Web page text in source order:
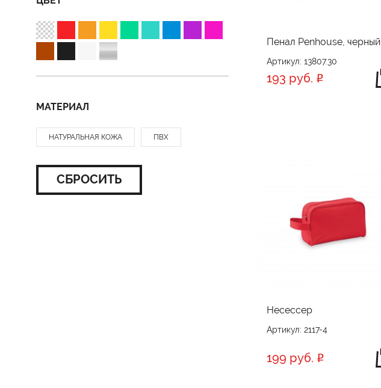
МАТЕРИАЛ
НАТУРАЛЬНАЯ КОЖА ПВХ
СБРОСИТЬ
Пенал Penhouse, черный
Артикул: 13807.30
193 руб.
Несессер
Артикул: 2117-4
199 руб.